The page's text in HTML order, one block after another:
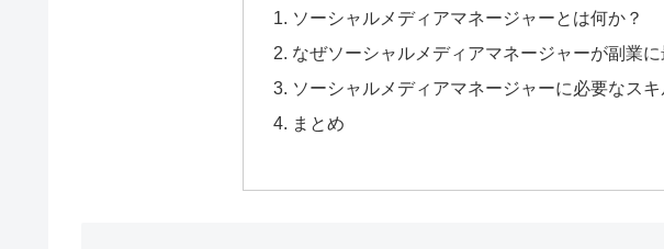
ソーシャルメディアマネージャーとは何か？
なぜソーシャルメディアマネージャーが副業に
ソーシャルメディアマネージャーに必要なスキ
まとめ